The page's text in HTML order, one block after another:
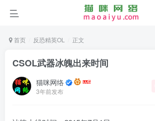
首页 反恐精英OL 正文
CSOL武器冰魄出来时间
猫咪网络
3年前发布